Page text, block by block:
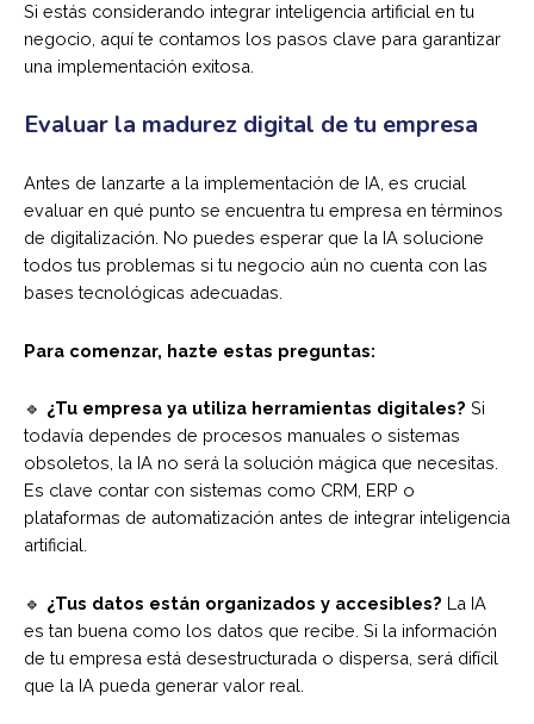
Si estás considerando integrar inteligencia artificial en tu
negocio, aquí te contamos los pasos clave para garantizar
una implementación exitosa.
Evaluar la madurez digital de tu empresa
Antes de lanzarte a la implementación de IA, es crucial
evaluar en qué punto se encuentra tu empresa en términos
de digitalización. No puedes esperar que la IA solucione
todos tus problemas si tu negocio aún no cuenta con las
bases tecnológicas adecuadas.
Para comenzar, hazte estas preguntas:
🔹 ¿Tu empresa ya utiliza herramientas digitales? Si
todavía dependes de procesos manuales o sistemas
obsoletos, la IA no será la solución mágica que necesitas.
Es clave contar con sistemas como CRM, ERP o
plataformas de automatización antes de integrar inteligencia
artificial.
🔹 ¿Tus datos están organizados y accesibles? La IA
es tan buena como los datos que recibe. Si la información
de tu empresa está desestructurada o dispersa, será difícil
que la IA pueda generar valor real.